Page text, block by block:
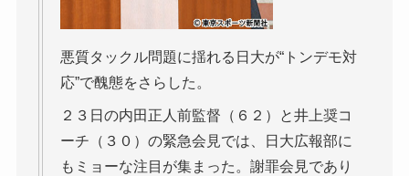
悪質タックル問題に揺れる日大が“トンデモ対
応”で醜態をさらした。
２３日の内田正人前監督（６２）と井上奨コ
ーチ（３０）の緊急会見では、日大広報部に
もミョーな注目が集まった。謝罪会見であり